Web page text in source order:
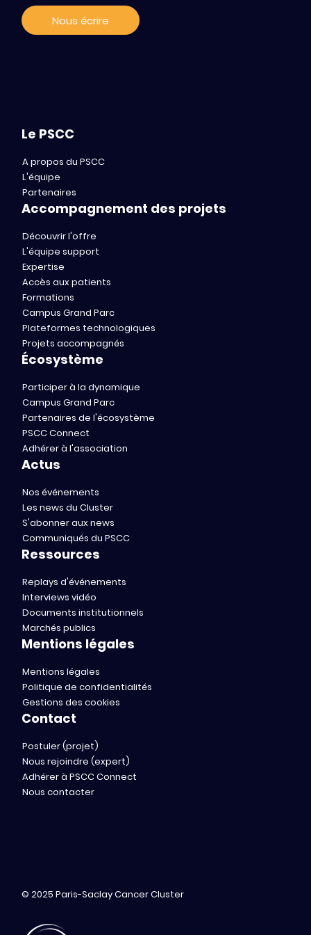
Nous écrire
Le PSCC
A propos du PSCC
L'équipe
Partenaires
Accompagnement des projets
Découvrir l'offre
L'équipe support
Expertise
Accès aux patients
Formations
Campus Grand Parc
Plateformes technologiques
Projets accompagnés
Écosystème
Participer à la dynamique
Campus Grand Parc
Partenaires de l'écosystème
PSCC Connect
Adhérer à l'association
Actus
Nos événements
Les news du Cluster
S'abonner aux news
Communiqués du PSCC
Ressources
Replays d'événements
Interviews vidéo
Documents institutionnels
Marchés publics
Mentions légales
Mentions légales
Politique de confidentialités
Gestions des cookies
Contact
Postuler (projet)
Nous rejoindre (expert)
Adhérer à PSCC Connect
Nous contacter
© 2025 Paris-Saclay Cancer Cluster